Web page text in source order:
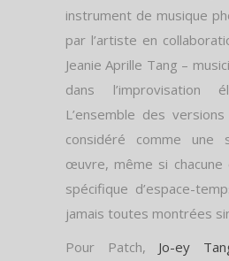
instrument de musique
par l’artiste en
Jeanie Aprille Tang –
dans l’improvisation
L’ensemble des
considéré comme une
œuvre, même si chacune
spécifique d’espace-
jamais toutes montrées
Pour Patch, Jo-ey